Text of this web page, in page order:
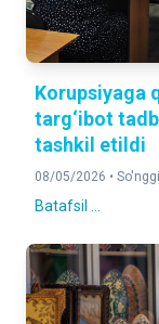
Korupsiyaga
targ‘ibot
tashkil etildi
08/05/2026 •
Batafsil ...